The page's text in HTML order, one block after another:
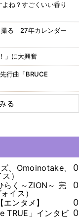
ね？すごくいい香り
る 27年カレンダー
」に大興奮
行曲「BRUCE
る
、Omoinotake、
）
0
らく～ZION～ 完
イス）
0
ンタメ】
0
TRUE」インタビ 0